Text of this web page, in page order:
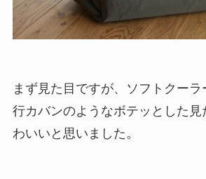
まず見た目ですが、ソフトクー
行カバンのようなボテッとした
わいいと思いました。